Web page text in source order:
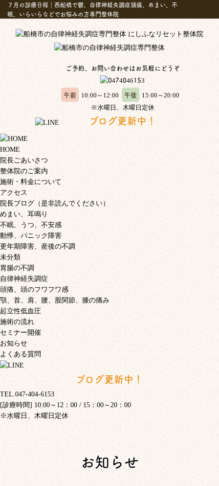
７月の診療日程｜西船橋で鬱、自律神経失調症頭痛、めまい、不
眠、いらいらなどでお悩みの方専門整体院
ご予約、お問い合わせはお気軽にどうぞ
午前 10:00～12:00 午後
15:00～20:00
※水曜日、木曜日定休
ブログ更新中！
HOME
院長ごあいさつ
整体院のご案内
施術・料金について
アクセス
院長ブログ（是非読んでください）
めまい、耳鳴り
不眠、うつ、不安感
動悸、パニック障害
更年期障害、産後の不調
未分類
胃腸の不調
自律神経失調症
頭痛、頭のフワフワ感
顎、首、肩、腰、股関節、膝の痛み
起立性低血圧
施術の流れ
セミナー開催
お知らせ
よくある質問
ブログ更新中！
TEL.047-404-6153
[診療時間] 10:00～12：00 / 15：00～20：00
※水曜日、木曜日定休
お知らせ